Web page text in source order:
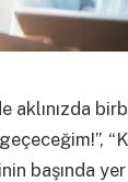
başında yer